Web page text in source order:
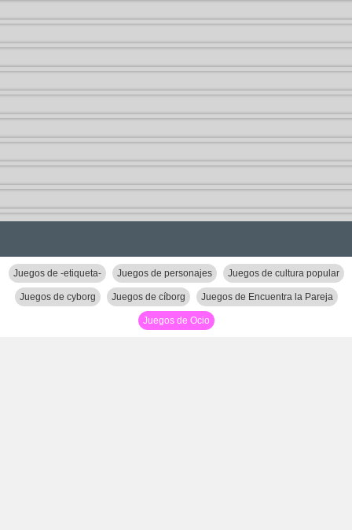
Juegos de -etiqueta- Juegos de personajes Juegos de cultura popular
Juegos de cyborg Juegos de cíborg Juegos de Encuentra la Pareja
Juegos de Ocio